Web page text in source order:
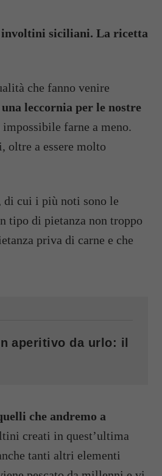
involtini siciliani. La ricetta
che fanno venire
leccornia per le nostre
farne a meno.
oltre a essere molto
cui i più noti sono le
tipo di pietanza non troppo
priva di carne e che
aperitivo da urlo: il
che andremo a
creati in quest’ultima
tanti altri elementi